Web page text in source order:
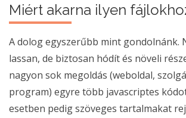
Miért akarna ilyen
A dolog egyszerűbb mint gondolnánk.
lassan, de biztosan hódít és növeli
nagyon sok megoldás (weboldal,
program) egyre több javascriptes
esetben pedig szöveges tartalmakat